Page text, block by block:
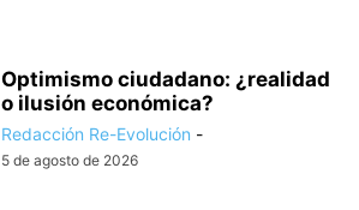
Optimismo ciudadano: ¿realidad
o ilusión económica?
Redacción Re-Evolución -
5 de agosto de 2026